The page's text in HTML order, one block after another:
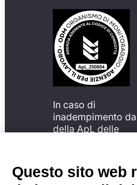
In caso di
inadempimento
della ApL delle
del Codice di
possibile
reclamo
Questo sito web